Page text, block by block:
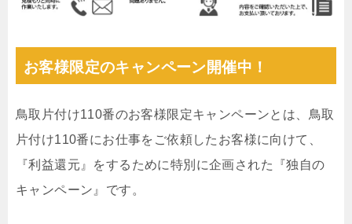
お客様限定のキャンペーン開催中！
鳥取片付け110番のお客様限定キャンペーンとは、鳥取
片付け110番にお仕事をご依頼したお客様に向けて、
『利益還元』をするために特別に企画された『独自の
キャンペーン』です。